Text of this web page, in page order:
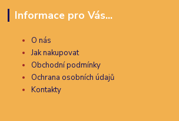
Informace pro Vás...
O nás
Jak nakupovat
Obchodní podmínky
Ochrana osobních údajů
Kontakty